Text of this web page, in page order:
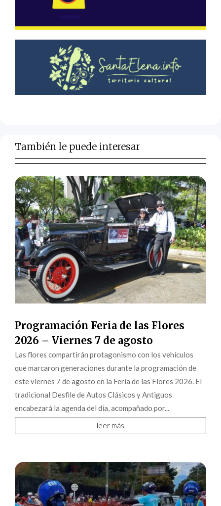
También le puede interesar
Programación Feria de las Flores
2026 – Viernes 7 de agosto
Las flores compartirán protagonismo con los vehículos
que marcaron generaciones durante la programación de
este viernes 7 de agosto en la Feria de las Flores 2026. El
tradicional Desfile de Autos Clásicos y Antiguos
encabezará la agenda del día, acompañado por...
leer más